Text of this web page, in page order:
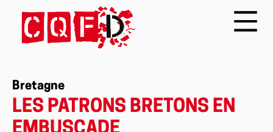
Bretagne
LES PATRONS BRETONS EN